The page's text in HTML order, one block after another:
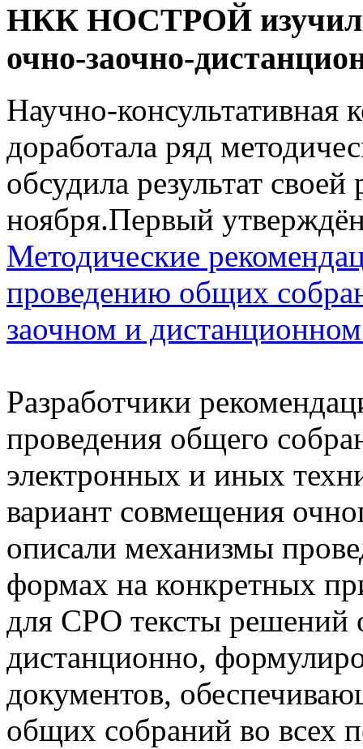
НКК НОСТРОЙ изучила
очно-заочно-
Научно-
доработала ряд
обсудила результат
ноября.Первый
Методические
проведению общих
заочном и
Разработчики
проведения общего
электронных и иных
вариант совмещения
описали механизмы
формах на конкретных
для СРО тексты решений
дистанционно,
документов,
общих собраний во всех